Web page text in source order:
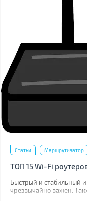
Статьи Маршрутизатор
ТОП 15 Wi-Fi
Быстрый и стабильный
чрезвычайно важен.